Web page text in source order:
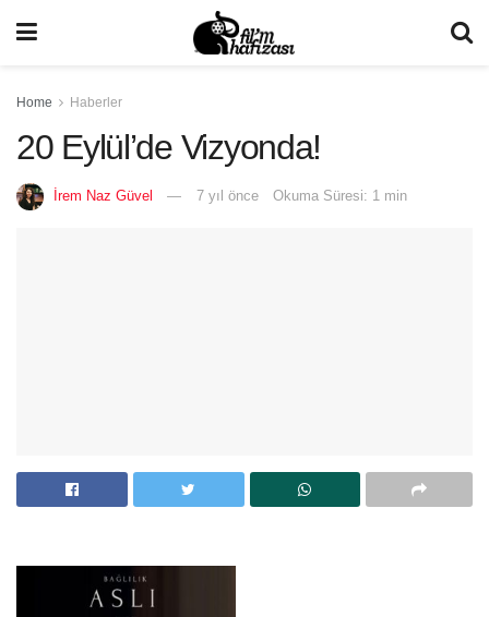
Home Haberler
20 Eylül’de Vizyonda!
İrem Naz Güvel 7 yıl önce Okuma Süresi: 1 min